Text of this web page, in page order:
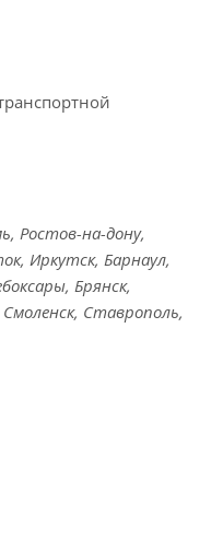
Ростов-на-дону,
Иркутск, Барнаул,
Брянск,
Ставрополь,